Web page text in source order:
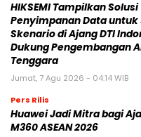
HIKSEMI Tampilkan Solusi
Penyimpanan Data untuk
Skenario di Ajang DTI
Dukung Pengembangan
Tenggara
Jumat, 7 Agu 2026 - 04:14 WIB
Pers Rilis
Huawei Jadi Mitra bagi
M360 ASEAN 2026